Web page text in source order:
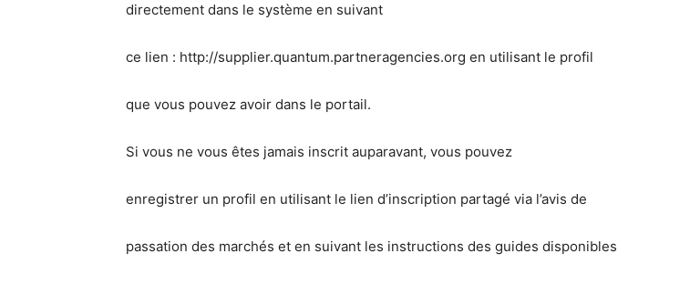
directement dans le système en suivant
ce lien : http://supplier.quantum.partneragencies.org en utilisant le profil
que vous pouvez avoir dans le portail.
Si vous ne vous êtes jamais inscrit auparavant, vous pouvez
enregistrer un profil en utilisant le lien d’inscription partagé via l’avis de
passation des marchés et en suivant les instructions des guides disponibles